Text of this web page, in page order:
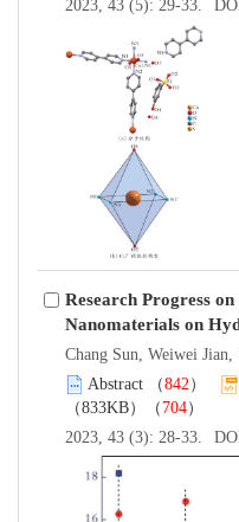
2023, 43 (5): 29-33.
Research Progress
Nanomaterials on
Chang Sun, Weiwei Jian,
Abstract （842 ）
（833KB）（ 704）
2023, 43 (3): 28-33.